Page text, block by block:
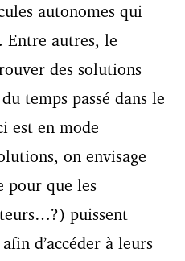
autonomes qui
Entre autres, le
des solutions
temps passé dans le
est en mode
on envisage
pour que les
puissent
d’accéder à leurs